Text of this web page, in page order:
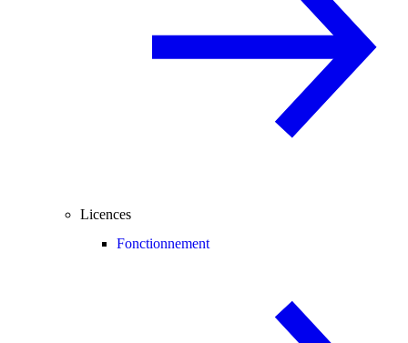
Licences
Fonctionnement